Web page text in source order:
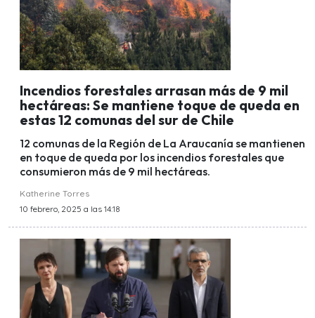
Incendios forestales arrasan más de 9 mil
hectáreas: Se mantiene toque de queda en
estas 12 comunas del sur de Chile
12 comunas de la Región de La Araucanía se mantienen
en toque de queda por los incendios forestales que
consumieron más de 9 mil hectáreas.
Katherine Torres
10 febrero, 2025 a las 14:18